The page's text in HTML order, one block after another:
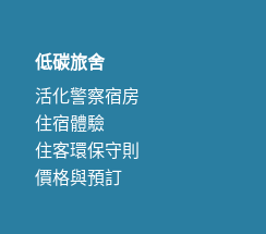
低碳旅舍
活化警察宿房
住宿體驗
住客環保守則
價格與預訂